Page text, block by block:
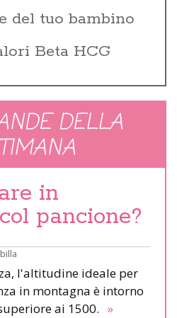
del tuo bambino
Beta HCG
DELLA
in
pancione?
l'altitudine ideale per
in montagna è intorno
ai 1500. »